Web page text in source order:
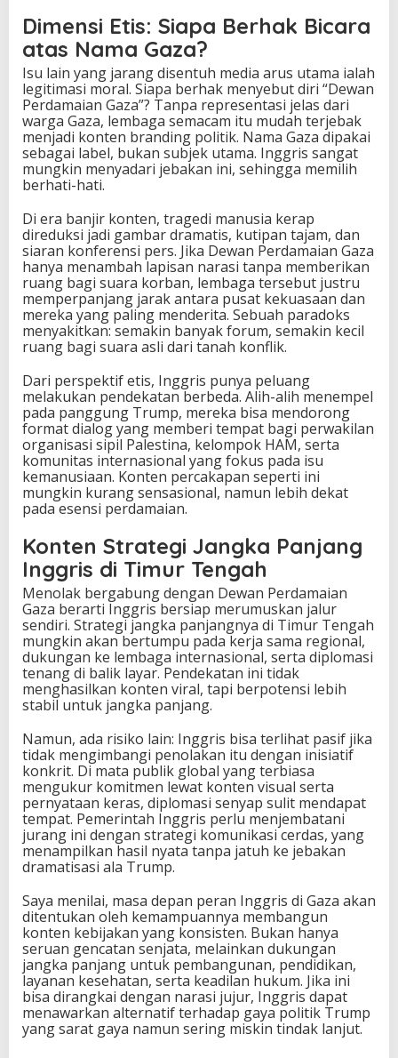
Dimensi Etis: Siapa Berhak Bicara
atas Nama Gaza?
Isu lain yang jarang disentuh media arus utama ialah
legitimasi moral. Siapa berhak menyebut diri “Dewan
Perdamaian Gaza”? Tanpa representasi jelas dari
warga Gaza, lembaga semacam itu mudah terjebak
menjadi konten branding politik. Nama Gaza dipakai
sebagai label, bukan subjek utama. Inggris sangat
mungkin menyadari jebakan ini, sehingga memilih
berhati-hati.
Di era banjir konten, tragedi manusia kerap
direduksi jadi gambar dramatis, kutipan tajam, dan
siaran konferensi pers. Jika Dewan Perdamaian Gaza
hanya menambah lapisan narasi tanpa memberikan
ruang bagi suara korban, lembaga tersebut justru
memperpanjang jarak antara pusat kekuasaan dan
mereka yang paling menderita. Sebuah paradoks
menyakitkan: semakin banyak forum, semakin kecil
ruang bagi suara asli dari tanah konflik.
Dari perspektif etis, Inggris punya peluang
melakukan pendekatan berbeda. Alih-alih menempel
pada panggung Trump, mereka bisa mendorong
format dialog yang memberi tempat bagi perwakilan
organisasi sipil Palestina, kelompok HAM, serta
komunitas internasional yang fokus pada isu
kemanusiaan. Konten percakapan seperti ini
mungkin kurang sensasional, namun lebih dekat
pada esensi perdamaian.
Konten Strategi Jangka Panjang
Inggris di Timur Tengah
Menolak bergabung dengan Dewan Perdamaian
Gaza berarti Inggris bersiap merumuskan jalur
sendiri. Strategi jangka panjangnya di Timur Tengah
mungkin akan bertumpu pada kerja sama regional,
dukungan ke lembaga internasional, serta diplomasi
tenang di balik layar. Pendekatan ini tidak
menghasilkan konten viral, tapi berpotensi lebih
stabil untuk jangka panjang.
Namun, ada risiko lain: Inggris bisa terlihat pasif jika
tidak mengimbangi penolakan itu dengan inisiatif
konkrit. Di mata publik global yang terbiasa
mengukur komitmen lewat konten visual serta
pernyataan keras, diplomasi senyap sulit mendapat
tempat. Pemerintah Inggris perlu menjembatani
jurang ini dengan strategi komunikasi cerdas, yang
menampilkan hasil nyata tanpa jatuh ke jebakan
dramatisasi ala Trump.
Saya menilai, masa depan peran Inggris di Gaza akan
ditentukan oleh kemampuannya membangun
konten kebijakan yang konsisten. Bukan hanya
seruan gencatan senjata, melainkan dukungan
jangka panjang untuk pembangunan, pendidikan,
layanan kesehatan, serta keadilan hukum. Jika ini
bisa dirangkai dengan narasi jujur, Inggris dapat
menawarkan alternatif terhadap gaya politik Trump
yang sarat gaya namun sering miskin tindak lanjut.